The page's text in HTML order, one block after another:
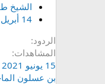
الشيخ
14 أبريل 2019
الردود
المشاهدات
15 يونيو 2021
بن عسلون